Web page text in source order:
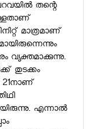
തന്റെ
മാത്രമാണ്
വ്യക്തമാക്കുന്നു.
തുടക്കം
21നാണ്
എന്നാല്‍